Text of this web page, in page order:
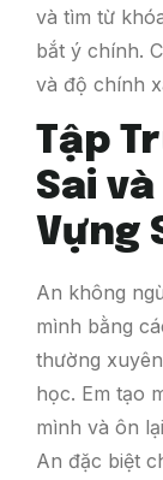
và tìm từ
bắt ý chính.
và độ chính
Tập
Sai
Vựng
An không
mình bằng
thường
học. Em tạo
mình và ôn
An đặc biệt